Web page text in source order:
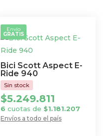
Bici Scott Aspect E-
Ride 940
Envío
GRATIS
Envíos a todo el país
$5.249.811
6 cuotas de $1.181.207